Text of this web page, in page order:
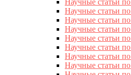
Научные статьи
Научные статьи
Научные статьи
Научные статьи по
Научные статьи
Научные статьи
Научные статьи
Научные статьи